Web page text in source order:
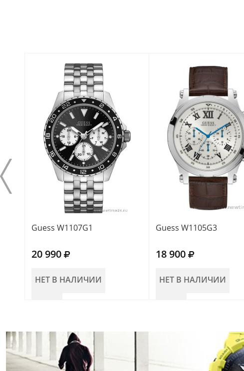
Guess W1107G1
20 990
НЕТ В НАЛИЧИИ
Guess W1105G3
18 900
НЕТ В НАЛИЧИИ